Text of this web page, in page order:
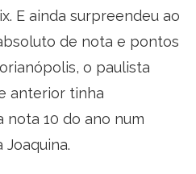
E ainda surpreendeu ao
de nota e pontos
o paulista
anterior tinha
nota 10 do ano num